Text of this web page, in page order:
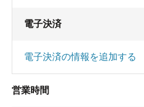
電子決済
電子決済の情報を追加する
営業時間